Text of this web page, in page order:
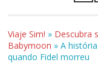
Viaje Sim! » Descubra
Babymoon »A
quando Fidel morreu